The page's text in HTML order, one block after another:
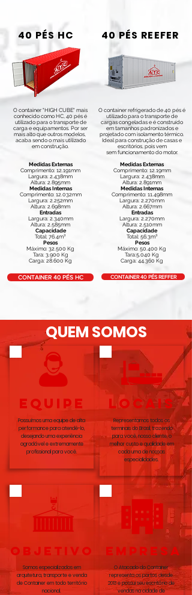
40 PÉS HC 40 PÉS REEFER
O container "HIGH CUBE" mais
conhecido como HC, 40 pés é
utilizado para o transporte de
carga e equipamentos. Por ser
mais alto que outros modelos,
acaba sendo o mais utilizado
em construção.
Medidas Externas
Comprimento: 12.191mm
Largura: 2.438mm
Altura: 2.895mm
Medidas Internas
Comprimento: 12.032mm
Largura: 2.252mm
Altura: 2.698mm
Entradas
Largura: 2.340mm
Altura: 2.585mm
Capacidade
Total: 76.4m³
Pesos
Máximo: 32.500 Kg
Tara: 3.900 Kg
Carga: 28.600 Kg
O container refrigerado de 40 pés é
utilizado para o transporte de
cargas congeladas e é construído
em tamanhos padronizados e
projetado com isolamento térmico.
Ideal para construção de casas e
escritórios, pois vem
sem funcionamento do motor.
Medidas Externas
Comprimento: 12.19mm
Largura: 2.438mm
Altura: 2.891mm
Medidas Internas
Comprimento: 11.498mm
Largura: 2.270mm
Altura: 2.667mm
Entradas
Largura: 2.270mm
Altura: 2.510mm
Capacidade
Total: 56.3m³
Pesos
Máximo: 50.400 Kg
Tara:5.040 Kg
Carga: 44.360 Kg
CONTAINER 40 PÉS HC CONTAINER 40 PÉS REFFER
QUEM SOMOS
equipe
Possuímos uma equipe de alta
performance para atendê-lo,
desejando uma experiência
agradável e extremamente
profissional para você.
LOCAIS
Representamos todos os
terminais do Brasil, trazendo
para você, nosso cliente, o
melhor custo e qualidade em
cada uma de nossas
especialidades.
OBJETIVO
Somos especializados em
arquitetura, transporte e venda
de Container em todo território
nacional.
EMPRESA
O Atacado do Container
representa os portos desde
2013 e possui seu escritório de
vendas na cidade de